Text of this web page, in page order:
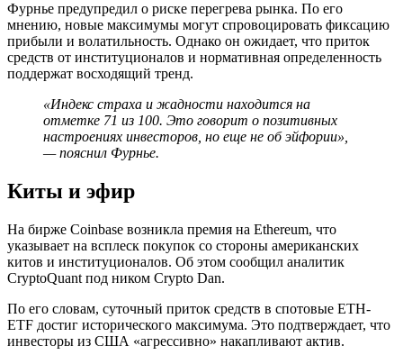
Фурнье предупредил о риске перегрева рынка. По его
мнению, новые максимумы могут спровоцировать фиксацию
прибыли и волатильность. Однако он ожидает, что приток
средств от институционалов и нормативная определенность
поддержат восходящий тренд.
«Индекс страха и жадности находится на
отметке 71 из 100. Это говорит о позитивных
настроениях инвесторов, но еще не об эйфории»,
— пояснил Фурнье.
Киты и эфир
На бирже Coinbase возникла премия на Ethereum, что
указывает на всплеск покупок со стороны американских
китов и институционалов. Об этом сообщил аналитик
CryptoQuant под ником Crypto Dan.
По его словам, суточный приток средств в спотовые ETH-
ETF достиг исторического максимума. Это подтверждает, что
инвесторы из США «агрессивно» накапливают актив.